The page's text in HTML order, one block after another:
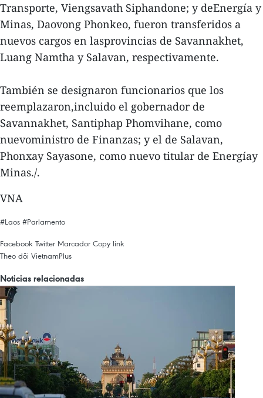
Transporte, Viengsavath Siphandone; y deEnergía y
Minas, Daovong Phonkeo, fueron transferidos a
nuevos cargos en lasprovincias de Savannakhet,
Luang Namtha y Salavan, respectivamente.
También se designaron funcionarios que los
reemplazaron,incluido el gobernador de
Savannakhet, Santiphap Phomvihane, como
nuevoministro de Finanzas; y el de Salavan,
Phonxay Sayasone, como nuevo titular de Energíay
Minas./.
VNA
#Laos #Parlamento
Facebook Twitter Marcador Copy link
Theo dõi VietnamPlus
Noticias relacionadas